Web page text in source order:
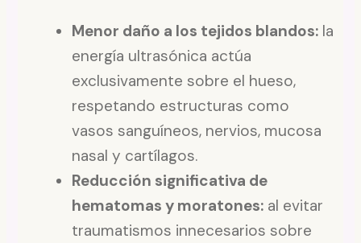
Menor daño a los tejidos blandos: la
energía ultrasónica actúa
exclusivamente sobre el hueso,
respetando estructuras como
vasos sanguíneos, nervios, mucosa
nasal y cartílagos.
Reducción significativa de
hematomas y moratones: al evitar
traumatismos innecesarios sobre